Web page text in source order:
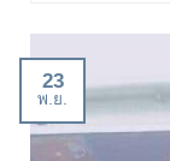
23
พ.ย.